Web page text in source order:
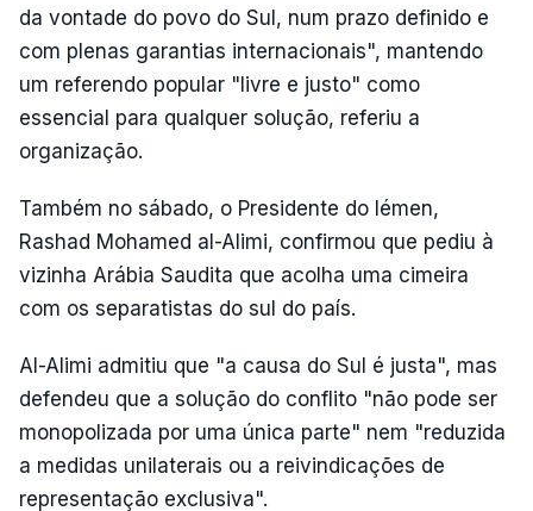
da vontade do povo do Sul, num prazo definido e
com plenas garantias internacionais", mantendo
um referendo popular "livre e justo" como
essencial para qualquer solução, referiu a
organização.
Também no sábado, o Presidente do Iémen,
Rashad Mohamed al-Alimi, confirmou que pediu à
vizinha Arábia Saudita que acolha uma cimeira
com os separatistas do sul do país.
Al-Alimi admitiu que "a causa do Sul é justa", mas
defendeu que a solução do conflito "não pode ser
monopolizada por uma única parte" nem "reduzida
a medidas unilaterais ou a reivindicações de
representação exclusiva".